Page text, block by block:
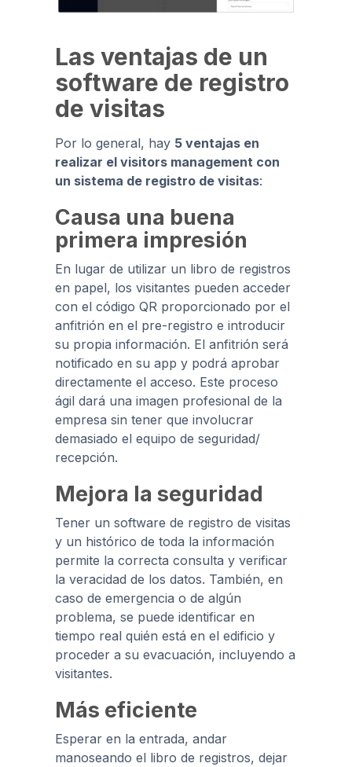
Las ventajas de un
software de registro
de visitas
Por lo general, hay 5 ventajas en
realizar el visitors management con
un sistema de registro de visitas:
Causa una buena
primera impresión
En lugar de utilizar un libro de registros
en papel, los visitantes pueden acceder
con el código QR proporcionado por el
anfitrión en el pre-registro e introducir
su propia información. El anfitrión será
notificado en su app y podrá aprobar
directamente el acceso. Este proceso
ágil dará una imagen profesional de la
empresa sin tener que involucrar
demasiado el equipo de seguridad/
recepción.
Mejora la seguridad
Tener un software de registro de visitas
y un histórico de toda la información
permite la correcta consulta y verificar
la veracidad de los datos. También, en
caso de emergencia o de algún
problema, se puede identificar en
tiempo real quién está en el edificio y
proceder a su evacuación, incluyendo a
visitantes.
Más eficiente
Esperar en la entrada, andar
manoseando el libro de registros, dejar